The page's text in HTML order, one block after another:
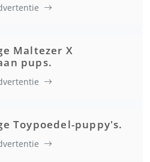
Maltezer X
pups.
Toypoedel-puppy's.